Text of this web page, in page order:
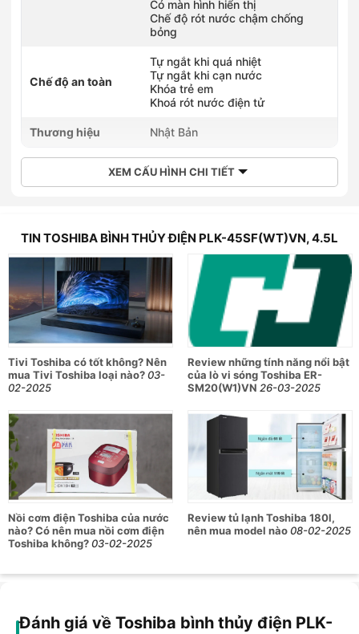
Có màn hình hiển thị
Chế độ rót nước chậm chống
bỏng
Chế độ an toàn
Tự ngắt khi quá nhiệt
Tự ngắt khi cạn nước
Khóa trẻ em
Khoá rót nước điện tử
Thương hiệu Nhật Bản
XEM CẤU HÌNH CHI TIẾT
TIN TOSHIBA BÌNH THỦY ĐIỆN PLK-45SF(WT)VN, 4.5L
Tivi Toshiba có tốt không? Nên
mua Tivi Toshiba loại nào?03-
02-2025
Review những tính năng nổi bật
của lò vi sóng Toshiba ER-
SM20(W1)VN 26-03-2025
Nồi cơm điện Toshiba của nước
nào? Có nên mua nồi cơm điện
Toshiba không?03-02-2025
Review tủ lạnh Toshiba 180l,
nên mua model nào08-02-2025
Đánh giá về Toshiba bình thủy điện PLK-